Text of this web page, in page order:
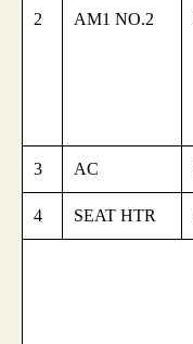
2 AM1 NO.2
3 AC
4 SEAT HTR